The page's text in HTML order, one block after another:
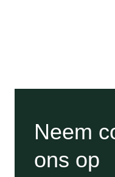
Neem
ons op